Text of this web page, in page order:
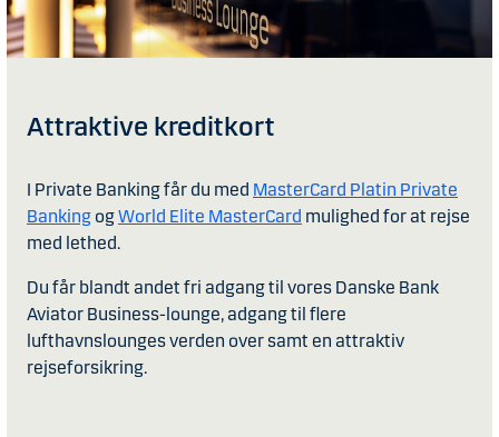
Attraktive kreditkort
I Private Banking får du med MasterCard Platin Private
Banking ogWorld Elite MasterCard mulighed for at rejse
med lethed.
Du får blandt andet fri adgang til vores Danske Bank
Aviator Business-lounge, adgang til flere
lufthavnslounges verden over samt en attraktiv
rejseforsikring.